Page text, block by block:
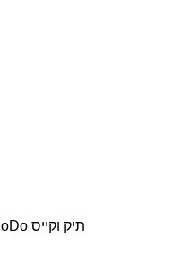
תיק וקייס DoDo כלול